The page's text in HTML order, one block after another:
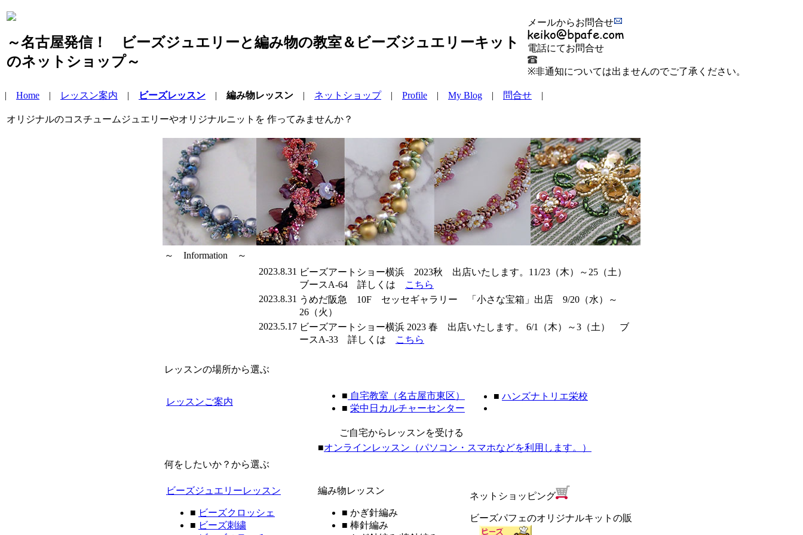
～名古屋発信！ ビーズジュエリーと編み物の教室＆ビーズジュエリーキット
のネットショップ～
メールからお問合せ
電話にてお問合せ
※非通知については出ませんのでご了承ください。
| Home | レッスン案内 | ビーズレッスン | 編み物レッスン | ネットショップ| Profile | My Blog | 問合せ |
オリジナルのコスチュームジュエリーやオリジナルニットを 作ってみませんか？
～ Information ～
2023.8.31 ビーズアートショー横浜 2023秋 出店いたします。11/23（木）～25（土）
ブースA-64 詳しくは
こちら
2023.8.31 うめだ阪急 10F セッセギャラリー 「小さな宝箱」出店 9/20（水）～
26（火）
2023.5.17 ビーズアートショー横浜 2023 春 出店いたします。 6/1（木）～3（土） ブ
ースA-33 詳しくは
こちら
レッスンの場所から選ぶ
レッスンご案内
■ 自宅教室（名古屋市東区）
■ 栄中日カルチャーセンター
■ ハンズナトリエ栄校
ご自宅からレッスンを受ける
■オンラインレッスン（パソコン・スマホなどを利用します。）
何をしたいか？から選ぶ
ビーズジュエリーレッスン
■ ビーズクロッシェ
■ ビーズ刺繍
編み物レッスン
■ かぎ針編み
■ 棒針編み
ネットショッピング
ビーズパフェのオリジナルキットの販